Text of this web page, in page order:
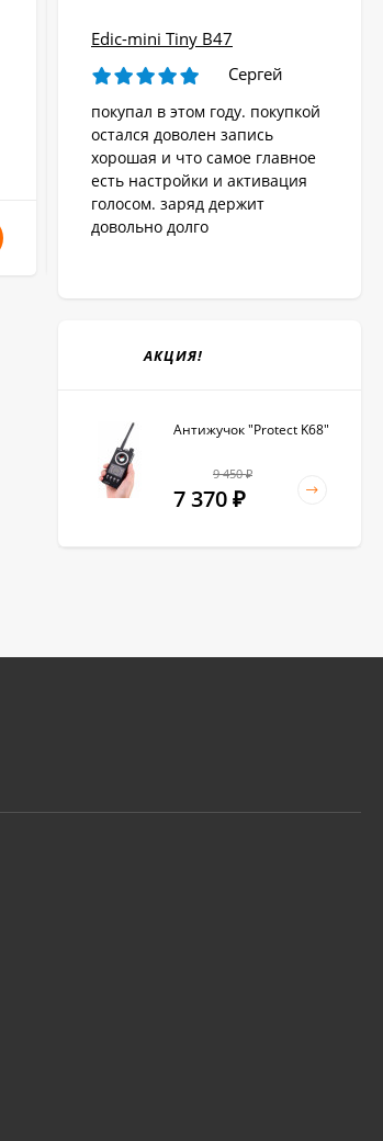
900/3G «Профи MDх70»
В НАЛИЧИИ
35 350₽
Edic-mini Tiny B47
Сергей
покупал в этом году. покупкой
остался доволен запись
хорошая и что самое главное
есть настройки и активация
голосом. заряд держит
довольно долго
АКЦИЯ!
Антижучок "Protect K68"
9 450₽
7 370 ₽